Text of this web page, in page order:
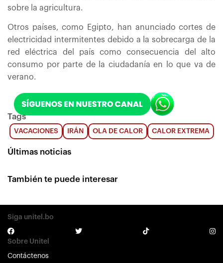
sobre la agricultura.
Otros países, como Egipto, han anunciado cortes de
electricidad intermitentes debido a la sobrecarga de la
red eléctrica del país como consecuencia del alto
consumo por parte de la ciudadanía en lo que va de
verano.
Tags
VACACIONES IRÁN OLA DE CALOR CALOR EXTREMA
Últimas noticias
También te puede interesar
Siga unitel.bo
Sobre Unitel
Contáctenos